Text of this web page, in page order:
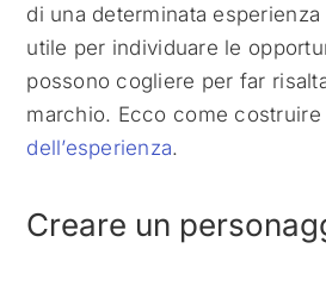
di una determinata
utile per individuare le
possono cogliere per far
marchio. Ecco come costruire
dell’esperienza.
Creare un